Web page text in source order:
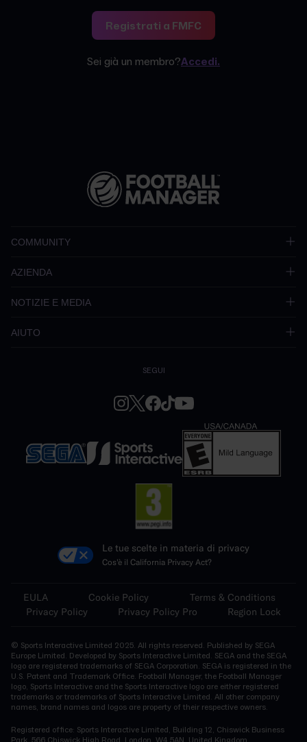
Registrati a FMFC
Sei già un membro?Accedi.
COMMUNITY
AZIENDA
NOTIZIE E MEDIA
AIUTO
SEGUI
Le tue scelte in materia di privacy
Cos'è il California Privacy Act?
EULA Cookie Policy
Terms & Conditions
Privacy Policy
Privacy Policy Pro Region Lock
© Sports Interactive Limited 2025. All rights reserved. Published by SEGA
Europe Limited. Developed by Sports Interactive Limited. SEGA and the SEGA
logo are registered trademarks of SEGA Corporation. SEGA is registered in the
U.S. Patent and Trademark Office. Football Manager, the Football Manager
logo, Sports Interactive and the Sports Interactive logo are either registered
trademarks or trademarks of Sports Interactive Limited. All other company
names, brand names and logos are property of their respective owners.
Registered office: Sports Interactive Limited, Building 12, Chiswick Business